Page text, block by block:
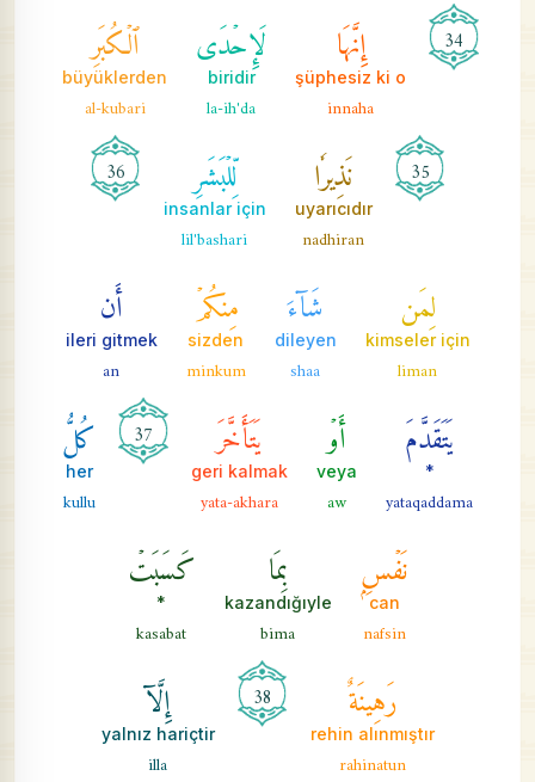
34 إِنَّهَا
şüphesiz ki o
innaha
لَإِحۡدَى
biridir
la-ih'da
ٱلۡكُبَرِ
büyüklerden
al-kubari
35 نَذِيرٗا
uyarıcıdır
nadhiran
لِّلۡبَشَرِ
insanlar için
lil'bashari
36
لِمَن
kimseler için
liman
شَآءَ
dileyen
shaa
مِنكُمۡ
sizden
minkum
أَن
ileri gitmek
an
يَتَقَدَّمَ
*
yataqaddama
أَوۡ
veya
aw
يَتَأَخَّرَ
geri kalmak
yata-akhara
37 كُلُّ
her
kullu
نَفۡسِۭ
can
nafsin
بِمَا
kazandığıyle
bima
كَسَبَتۡ
*
kasabat
رَهِينَةٌ
rehin alınmıştır
rahinatun
38 إِلَّآ
yalnız hariçtir
illa